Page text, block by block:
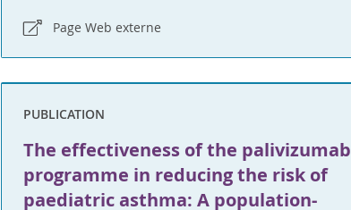
Page Web externe
PUBLICATION
The effectiveness of the palivizumab
programme in reducing the risk of
paediatric asthma: A population-